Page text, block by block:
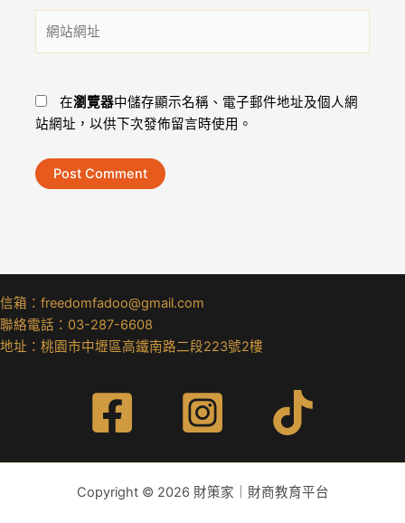
件
地
址
站
在瀏覽器中儲存顯示名稱、電子郵件地址及個人網
站網址，以供下次發佈留言時使用。
信箱：freedomfadoo@gmail.com
聯絡電話：03-287-6608
地址：桃園市中壢區高鐵南路二段223號2樓
Copyright © 2026 財策家｜財商教育平台